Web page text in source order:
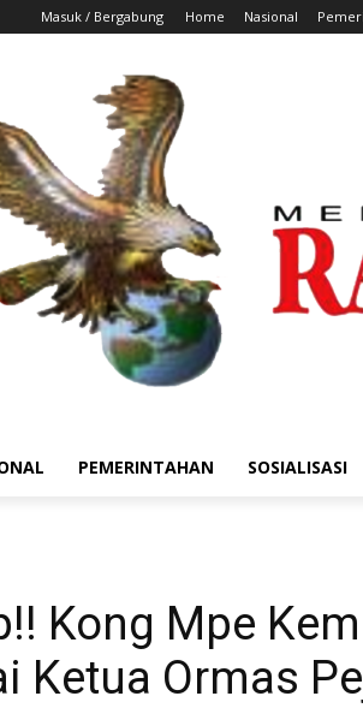
Masuk / Bergabung Home Nasional
PEMERINTAHAN SOSIALISASI
Kong Mpe
Ketua Ormas